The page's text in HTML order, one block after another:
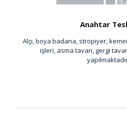
Anahtar
Alçı, boya badana, stropiyer,
işleri, asma tavan, gergi